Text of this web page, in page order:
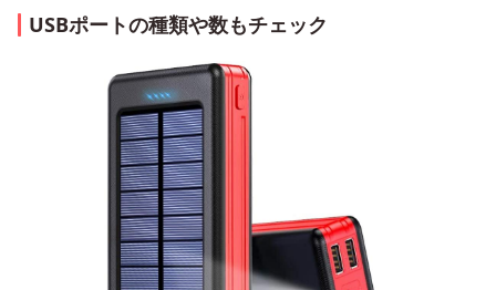
USBポートの種類や数もチェック